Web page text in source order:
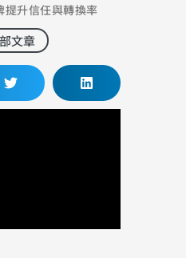
提升信任與轉換率
文章